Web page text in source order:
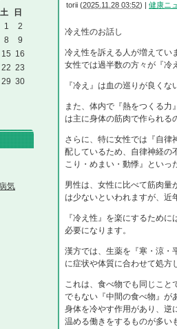
torii (2025.11.28 03:52) | 健康ニ
冷え性のお話し
冷え性を訴える人が増えてい
女性では過半数の方々が『冷
『冷え』は血の巡りが良く
また、体内で『熱をつくる
は主に身体の筋肉で作られる
さらに、特に女性では『自律
配しているため、自律神経の
こり・めまい・動悸』といっ
男性は、女性に比べて筋肉量
は少ないといわれますが、近
『冷え性』を楽にするため
必要になります。
漢方では、生薬を『寒・涼・
に症状や体質に合わせて処方
これは、食べ物でも同じこと
でもない『中間の食べ物』が
身体を冷やす作用があり、逆
温める働きをするものが多い
土 日
1
2
8
9
15 16
22 23
29 30
気